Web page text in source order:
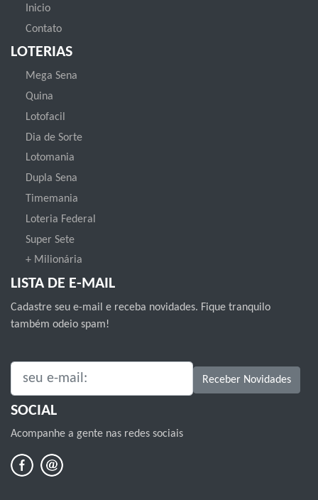
Inicio
Contato
LOTERIAS
Mega Sena
Quina
Lotofacil
Dia de Sorte
Lotomania
Dupla Sena
Timemania
Loteria Federal
Super Sete
+ Milionária
LISTA DE E-MAIL
Cadastre seu e-mail e receba novidades. Fique tranquilo
também odeio spam!
SEU E-MAIL: Receber Novidades
SOCIAL
Acompanhe a gente nas redes sociais